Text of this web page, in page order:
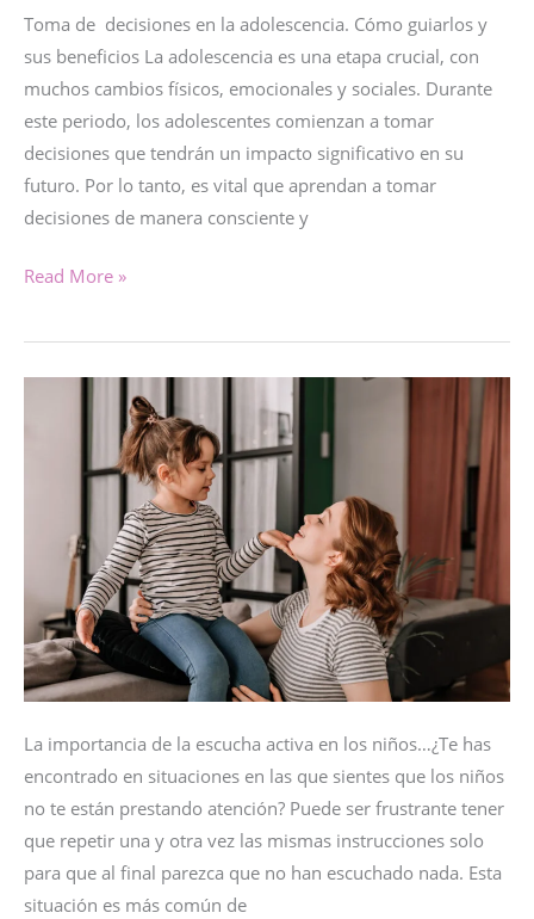
Toma de decisiones en la adolescencia. Cómo guiarlos y
sus beneficios La adolescencia es una etapa crucial, con
muchos cambios físicos, emocionales y sociales. Durante
este periodo, los adolescentes comienzan a tomar
decisiones que tendrán un impacto significativo en su
futuro. Por lo tanto, es vital que aprendan a tomar
decisiones de manera consciente y
TOMA
DECISIONES
EN
ADOLESCENCIA
Read More »
La importancia de la escucha activa en los niños…¿Te has
encontrado en situaciones en las que sientes que los niños
no te están prestando atención? Puede ser frustrante tener
que repetir una y otra vez las mismas instrucciones solo
para que al final parezca que no han escuchado nada. Esta
situación es más común de